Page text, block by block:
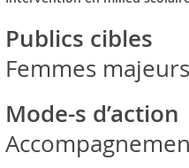
Publics cibles
Femmes majeurs
Mode-s d’action